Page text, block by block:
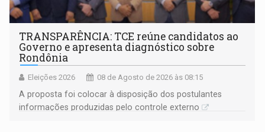
TRANSPARÊNCIA: TCE reúne candidatos ao
Governo e apresenta diagnóstico sobre
Rondônia
Eleições 2026 08 de Agosto de 2026 às 08:15
A proposta foi colocar à disposição dos postulantes
informações produzidas pelo controle externo